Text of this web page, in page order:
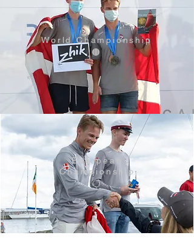
World Championship
🟤
European
Championship
⚪